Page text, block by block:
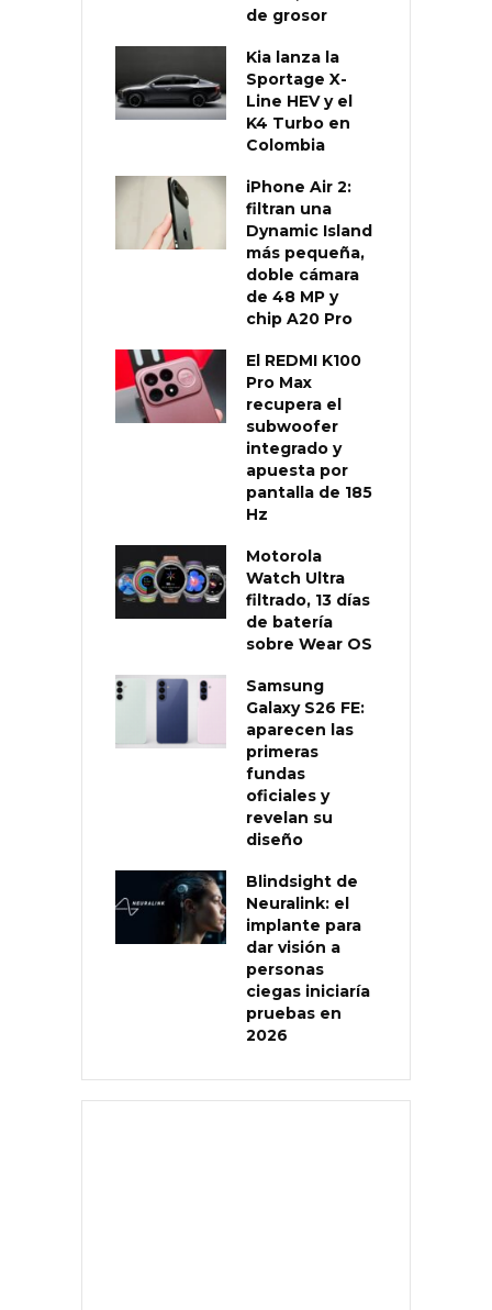
de grosor
Kia lanza la
Sportage X-
Line HEV y el
K4 Turbo en
Colombia
iPhone Air 2:
filtran una
Dynamic Island
más pequeña,
doble cámara
de 48 MP y
chip A20 Pro
El REDMI K100
Pro Max
recupera el
subwoofer
integrado y
apuesta por
pantalla de 185
Hz
Motorola
Watch Ultra
filtrado, 13 días
de batería
sobre Wear OS
Samsung
Galaxy S26 FE:
aparecen las
primeras
fundas
oficiales y
revelan su
diseño
Blindsight de
Neuralink: el
implante para
dar visión a
personas
ciegas iniciaría
pruebas en
2026